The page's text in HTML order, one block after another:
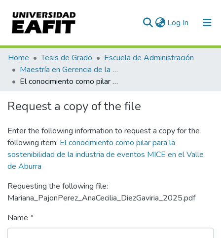
Log In (current)
Communities & Collections
All of DSpace
Home Tesis de Grado
Escuela de Administración
Maestría en Gerencia de la Innovación y el Conocimiento (tesis)
El conocimiento como pilar para la sostenibilidad de la industria de eventos MICE en el Valle de Aburra
Request a copy of the file
Enter the following information to request a copy for the
following item: El conocimiento como pilar para la
sostenibilidad de la industria de eventos MICE en el Valle
de Aburra
Requesting the following file:
Mariana_PajonPerez_AnaCecilia_DiezGaviria_2025.pdf
Name *